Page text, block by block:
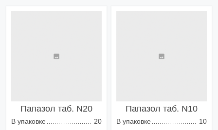
Папазол таб. N20
В упаковке
20
Папазол таб. N10
В упаковке
10